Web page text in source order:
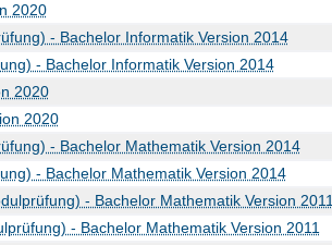
2020
- Bachelor Informatik Version 2014
- Bachelor Informatik Version 2014
2020
2020
- Bachelor Mathematik Version 2014
- Bachelor Mathematik Version 2014
- Bachelor Mathematik Version 2011
- Bachelor Mathematik Version 2011